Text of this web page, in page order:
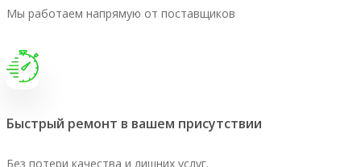
Мы работаем напрямую от поставщиков
Быстрый ремонт в вашем присутствии
Без потери качества и лишних услуг.